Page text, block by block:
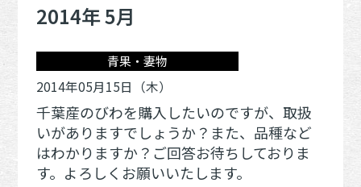
2014年 5月
青果・妻物
2014年05月15日（木）
千葉産のびわを購入したいのですが、取扱
いがありますでしょうか？また、品種など
はわかりますか？ご回答お待ちしておりま
す。よろしくお願いいたします。